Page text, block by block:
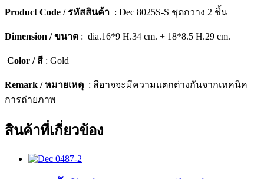
[8025S-
ชิ้น
Product Code / รหัสสินค้า : Dec 8025S-S ชุดกวาง 2 ชิ้น
Dimension / ขนาด : dia.16*9 H.34 cm. + 18*8.5 H.29 cm.
Color / สี : Gold
Remark / หมายเหตุ : สีอาจจะมีความแตกต่างกันจากเทคนิค
การถ่ายภาพ
สินค้าที่เกี่ยวข้อง